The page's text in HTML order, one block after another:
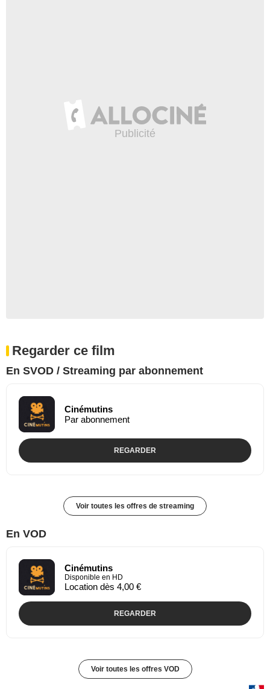
Regarder ce film
En SVOD / Streaming par abonnement
Cinémutins
Par abonnement
REGARDER
Voir toutes les offres de streaming
En VOD
Cinémutins
Disponible en HD
Location dès 4,00 €
REGARDER
Voir toutes les offres VOD